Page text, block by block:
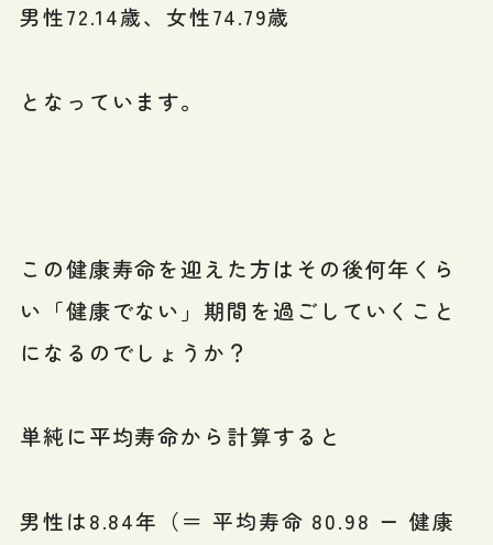
男性72.14歳、女性74.79歳
となっています。
この健康寿命を迎えた方はその後何年くら
い「健康でない」期間を過ごしていくこと
になるのでしょうか？
単純に平均寿命から計算すると
男性は8.84年（＝ 平均寿命 80.98 ー 健康